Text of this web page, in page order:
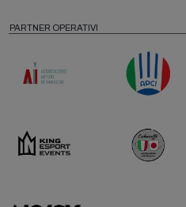
PARTNER OPERATIVI